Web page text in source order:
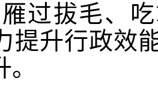
过拔毛、
提升行政效